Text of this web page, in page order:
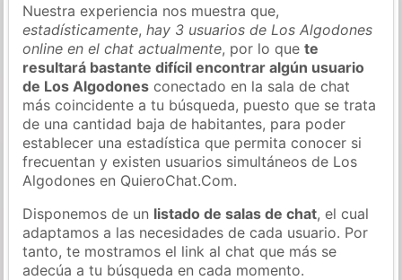
Nuestra experiencia nos muestra que,
estadísticamente,hay 3 usuarios de Los Algodones
online en el chat actualmente, por lo quete
resultará bastante difícil encontrar algún usuario
de Los Algodones conectado en la sala de chat
más coincidente a tu búsqueda, puesto que se trata
de una cantidad baja de habitantes, para poder
establecer una estadística que permita conocer si
frecuentan y existen usuarios simultáneos de Los
Algodones en QuieroChat.Com.
Disponemos de un listado de salas de chat, el cual
adaptamos a las necesidades de cada usuario. Por
tanto, te mostramos el link al chat que más se
adecúa a tu búsqueda en cada momento.